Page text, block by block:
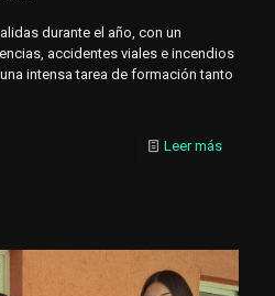
durante el año, con un
accidentes viales e incendios
intensa tarea de formación tanto
Leer más